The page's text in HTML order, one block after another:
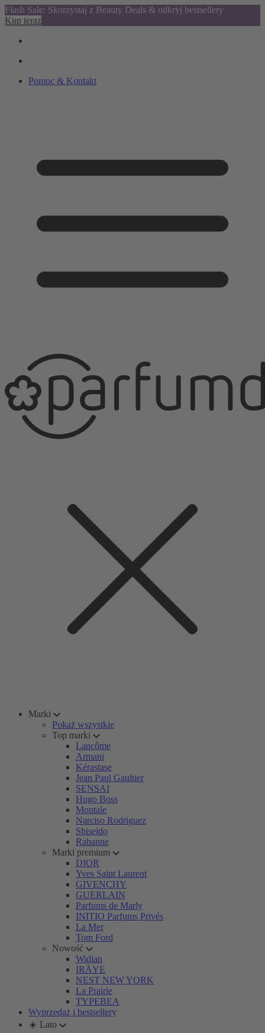
Flash Sale: Skorzystaj z Beauty Deals & odkryj bestsellery
Kup teraz
Pomoc & Kontakt
Marki
Pokaż wszystkie
Top marki
Lancôme
Armani
Kérastase
Jean Paul Gaultier
SENSAI
Hugo Boss
Montale
Narciso Rodriguez
Shiseido
Rabanne
Marki premium
DIOR
Yves Saint Laurent
GIVENCHY
GUERLAIN
Parfums de Marly
INITIO Parfums Privés
La Mer
Tom Ford
Nowość
Widian
IRÄYE
NEST NEW YORK
La Prairie
TYPEBEA
Wyprzedaż i bestsellery
☀️ Lato